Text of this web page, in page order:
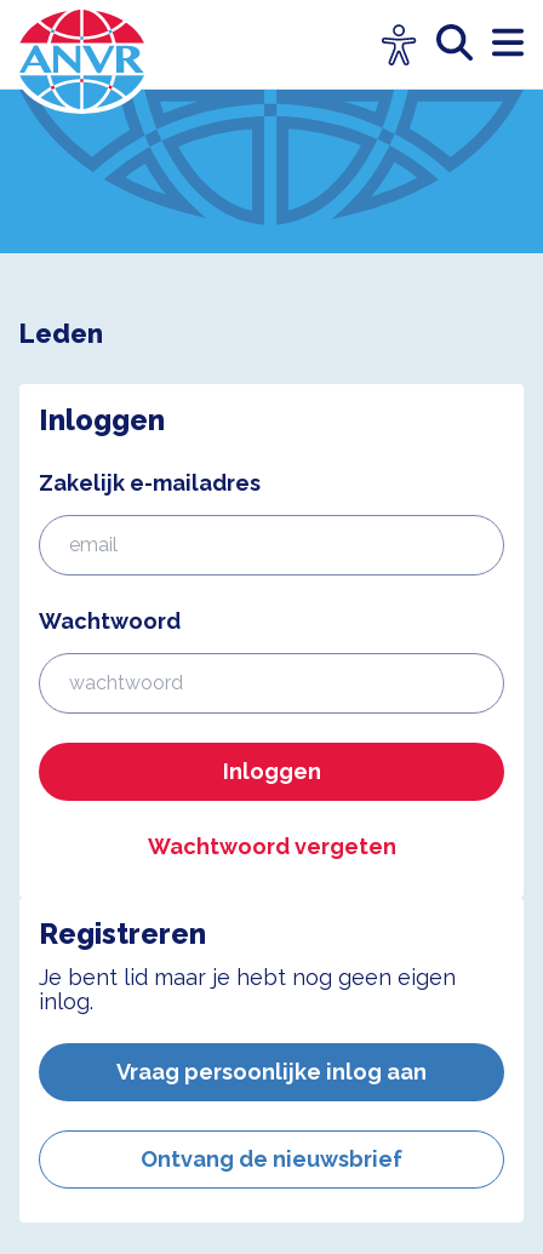
Leden
Inloggen
Zakelijk e-mailadres
Wachtwoord
Inloggen
Wachtwoord vergeten
Registreren
Je bent lid maar je hebt nog geen eigen
inlog.
Vraag persoonlijke inlog aan
Ontvang de nieuwsbrief